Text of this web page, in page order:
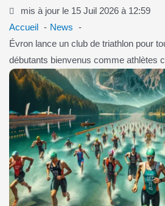
mis à jour le 15 Juil 2026 à 12:59
Accueil
News
Évron lance un club de triathlon pour
débutants bienvenus comme athlètes